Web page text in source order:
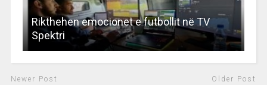
Rikthehen emocionet e futbollit në TV
Spektri
Newer Post Older Post